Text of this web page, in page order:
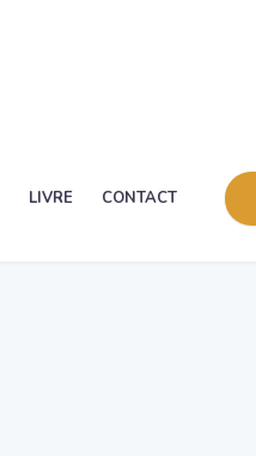
LIVRE CONTACT